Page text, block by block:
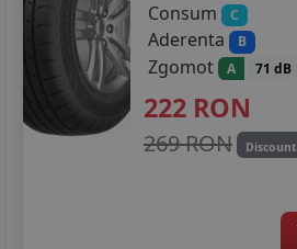
Consum
C
Aderenta B
Zgomot A 71 dB
222 RON
269 RON Discount